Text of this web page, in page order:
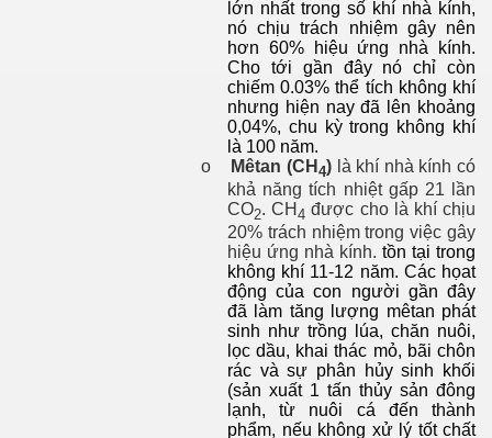
lớn nhất trong số khí nhà kính,
nó chịu trách nhiệm gây nên
hơn 60% hiệu ứng nhà kính.
Cho tới gần đây nó chỉ còn
chiếm 0.03% thể tích không khí
nhưng hiện nay đã lên khoảng
0,04%, chu kỳ trong không khí
là 100 năm.
o
Mêtan (CH 4) là khí nhà kính có
khả năng tích nhiệt gấp 21 lần
CO2. CH 4 được cho là khí chịu
20% trách nhiệm trong việc gây
hiệu ứng nhà kính. tồn tại trong
không khí 11-12 năm. Các họat
động của con người gần đây
đã làm tăng lượng mêtan phát
sinh như trồng lúa, chăn nuôi,
lọc dầu, khai thác mỏ, bãi chôn
rác và sự phân hủy sinh khối
(sản xuất 1 tấn thủy sản đông
lạnh, từ nuôi cá đến thành
phẩm, nếu không xử lý tốt chất